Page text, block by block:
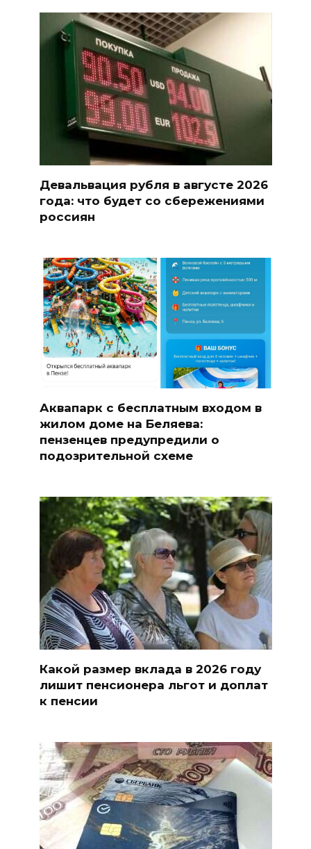
Девальвация рубля в августе 2026
года: что будет со сбережениями
россиян
Аквапарк с бесплатным входом в
жилом доме на Беляева:
пензенцев предупредили о
подозрительной схеме
Какой размер вклада в 2026 году
лишит пенсионера льгот и доплат
к пенсии